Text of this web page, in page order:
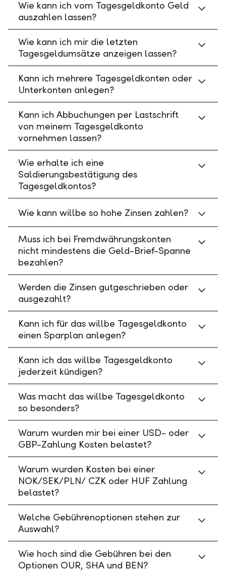
Wie kann ich vom Tagesgeldkonto Geld
auszahlen lassen?
Wie kann ich mir die letzten
Tagesgeldumsätze anzeigen lassen?
Kann ich mehrere Tagesgeldkonten oder
Unterkonten anlegen?
Kann ich Abbuchungen per Lastschrift
von meinem Tagesgeldkonto
vornehmen lassen?
Wie erhalte ich eine
Saldierungsbestätigung des
Tagesgeldkontos?
Wie kann willbe so hohe Zinsen zahlen?
Muss ich bei Fremdwährungskonten
nicht mindestens die Geld-Brief-Spanne
bezahlen?
Werden die Zinsen gutgeschrieben oder
ausgezahlt?
Kann ich für das willbe Tagesgeldkonto
einen Sparplan anlegen?
Kann ich das willbe Tagesgeldkonto
jederzeit kündigen?
Was macht das willbe Tagesgeldkonto
so besonders?
Warum wurden mir bei einer USD- oder
GBP-Zahlung Kosten belastet?
Warum wurden Kosten bei einer
NOK/SEK/PLN/ CZK oder HUF Zahlung
belastet?
Welche Gebührenoptionen stehen zur
Auswahl?
Wie hoch sind die Gebühren bei den
Optionen OUR, SHA und BEN?